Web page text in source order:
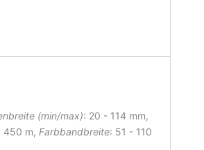
(min/max): 20 - 114 mm,
450 m, Farbbandbreite: 51 - 110